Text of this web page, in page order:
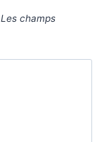
Les champs